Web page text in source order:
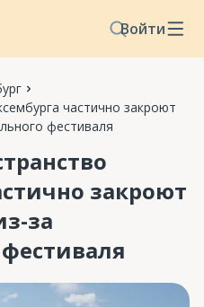
Войти
частично закроют
фестиваля
закроют
за